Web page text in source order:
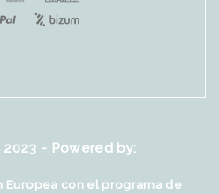
- Powered by:
Europea con el programa de